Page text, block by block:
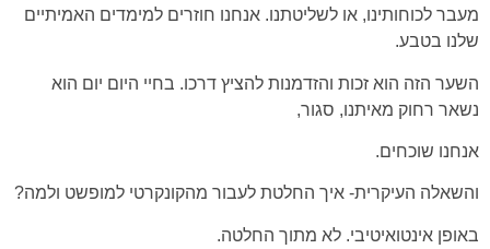
מעבר לכוחותינו, או לשליטתנו. אנחנו חוזרים למימדים האמיתיים
שלנו בטבע.
השער הזה הוא זכות והזדמנות להציץ דרכו. בחיי היום יום הוא
נשאר רחוק מאיתנו, סגור,
אנחנו שוכחים.
והשאלה העיקרית- איך החלטת לעבור מהקונקרטי למופשט ולמה?
באופן אינטואיטיבי. לא מתוך החלטה.